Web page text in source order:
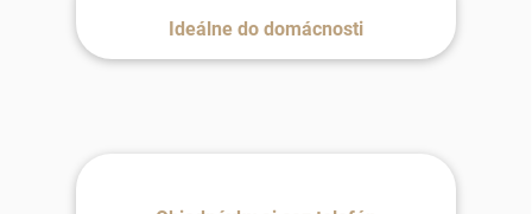
Ideálne do domácnosti